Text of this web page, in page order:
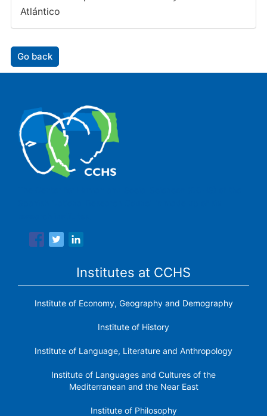
Atlántico
Go back
Institutes at CCHS
Institute of Economy, Geography and Demography
Institute of History
Institute of Language, Literature and Anthropology
Institute of Languages ​​and Cultures of the
Mediterranean and the Near East
Institute of Philosophy